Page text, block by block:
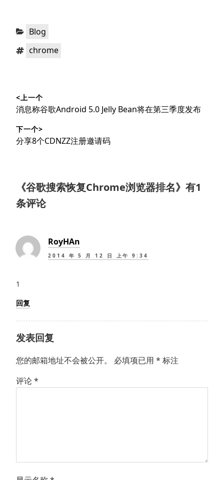
分
Blog
标 chrome
章
导
航
<上一个
上
文
章：
消息称谷歌Android 5.0 Jelly Bean将在第三季度发布
下一个>
下
分享8个CDNZZ注册邀请码
《谷歌搜索恢复Chrome浏览器排名》有1
条评论
RoyHAn
2014 年 5 月 12 日 上午 9:34
1
回复
发表回复
您的邮箱地址不会被公开。 必填项已用 * 标注
评论*